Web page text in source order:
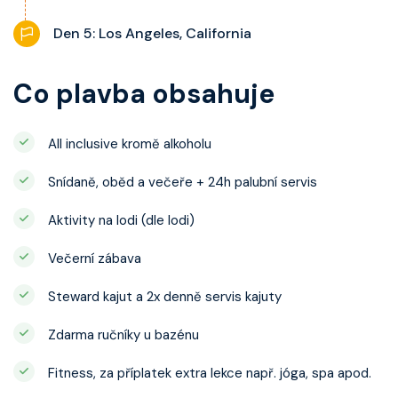
Den 5: Los Angeles, California
Co plavba obsahuje
All inclusive kromě alkoholu
Snídaně, oběd a večeře + 24h palubní servis
Aktivity na lodi (dle lodi)
Večerní zábava
Steward kajut a 2x denně servis kajuty
Zdarma ručníky u bazénu
Fitness, za příplatek extra lekce např. jóga, spa apod.